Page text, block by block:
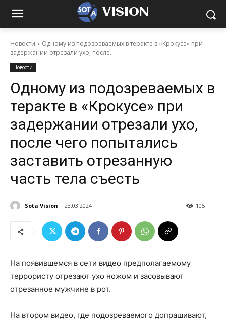
VISION
Новости
Одному из подозреваемых в теракте в «Крокусе» при
задержании отрезали ухо, после...
Новости
Одному из подозреваемых в
теракте в «Крокусе» при
задержании отрезали ухо,
после чего попытались
заставить отрезанную
часть тела съесть
Sota Vision 23.03.2024 105
На появившемся в сети видео предполагаемому
террористу отрезают ухо ножом и засовывают
отрезанное мужчине в рот.
На втором видео, где подозреваемого допрашивают,